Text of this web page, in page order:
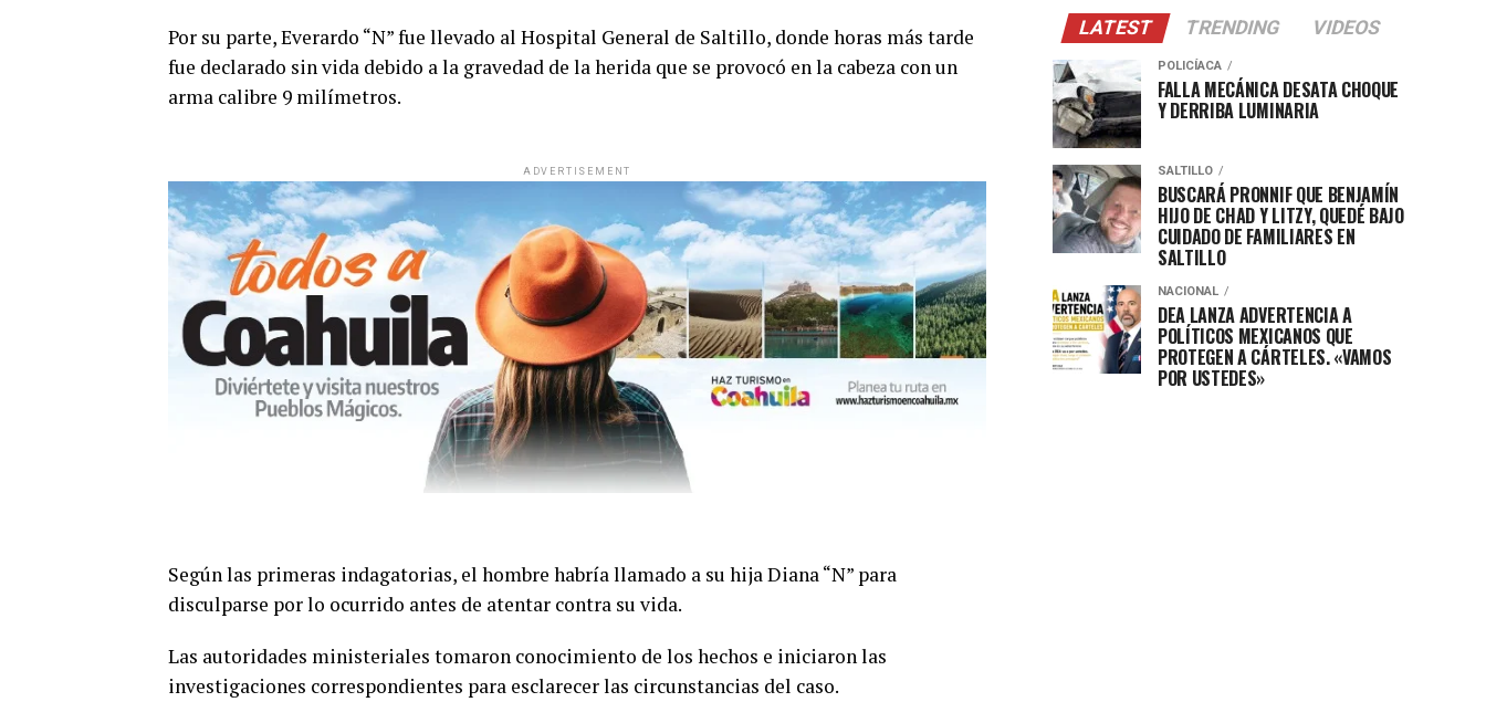
Por su parte, Everardo “N” fue llevado al Hospital General de Saltillo, donde horas más tarde
fue declarado sin vida debido a la gravedad de la herida que se provocó en la cabeza con un
arma calibre 9 milímetros.
ADVERTISEMENT
Según las primeras indagatorias, el hombre habría llamado a su hija Diana “N” para
disculparse por lo ocurrido antes de atentar contra su vida.
Las autoridades ministeriales tomaron conocimiento de los hechos e iniciaron las
investigaciones correspondientes para esclarecer las circunstancias del caso.
LATEST TRENDING VIDEOS
POLICÍACA
FALLA MECÁNICA DESATA CHOQUE
Y DERRIBA LUMINARIA
SALTILLO
BUSCARÁ PRONNIF QUE BENJAMÍN
HIJO DE CHAD Y LITZY, QUEDÉ BAJO
CUIDADO DE FAMILIARES EN
SALTILLO
NACIONAL
DEA LANZA ADVERTENCIA A
POLÍTICOS MEXICANOS QUE
PROTEGEN A CÁRTELES. «VAMOS
POR USTEDES»